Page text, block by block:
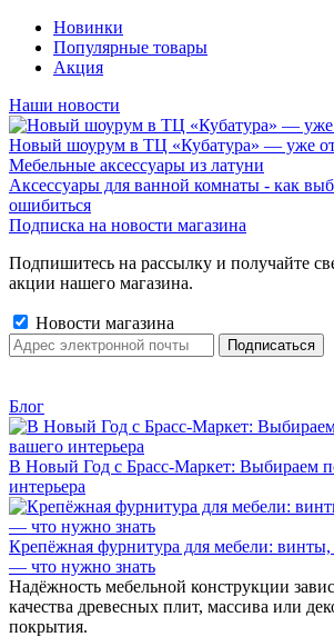
Новинки
Популярные товары
Акция
Наши новости
Новый шоурум в ТЦ «Кубатура» — уже
Мебельные аксессуары из латуни
Аксессуары для ванной комнаты - как
ошибиться
Подписка на новости магазина
Подпишитесь на рассылку и получайте
акции нашего магазина.
Новости магазина
Блог
В Новый Год с Брасс-Маркет: Выбираем
интерьера
Крепёжная фурнитура для мебели:
— что нужно знать
Надёжность мебельной конструкции
качества древесных плит, массива или
покрытия.